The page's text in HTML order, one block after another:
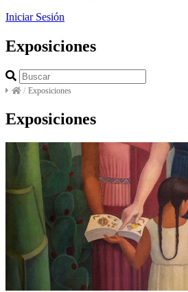
Iniciar Sesión
Exposiciones
/ Exposiciones
Exposiciones